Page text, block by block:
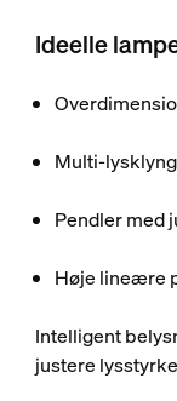
Ideelle
Multi-
Pendler med
Høje lineære
Intelligent
justere